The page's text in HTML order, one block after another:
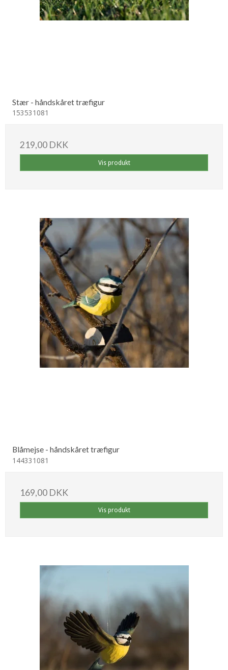
Stær - håndskåret træfigur
153531081
219,00 DKK
Vis produkt
Blåmejse - håndskåret træfigur
144331081
169,00 DKK
Vis produkt